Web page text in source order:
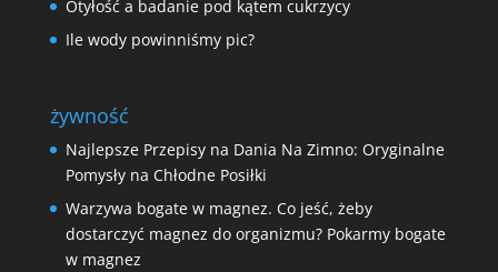
Otyłość a badanie pod kątem cukrzycy
Ile wody powinniśmy pic?
żywność
Najlepsze Przepisy na Dania Na Zimno: Oryginalne
Pomysły na Chłodne Posiłki
Warzywa bogate w magnez. Co jeść, żeby
dostarczyć magnez do organizmu? Pokarmy bogate
w magnez